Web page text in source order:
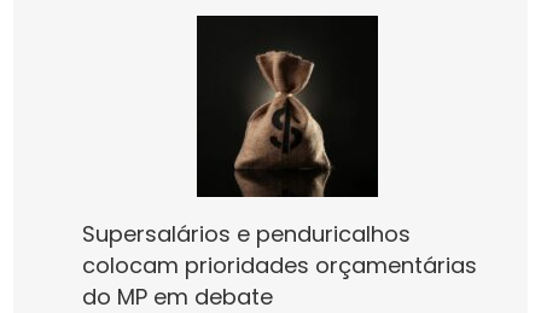
Supersalários e penduricalhos
colocam prioridades orçamentárias
do MP em debate